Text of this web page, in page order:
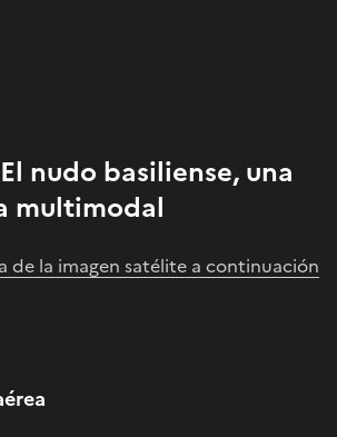
nudo basiliense, una
multimodal
de la imagen satélite a continuación